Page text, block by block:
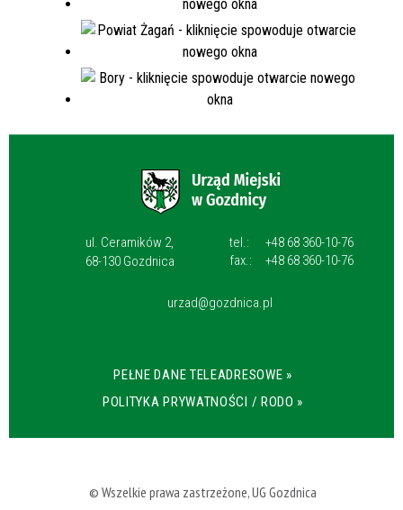
ul. Ceramików 2,
68-130 Gozdnica
tel.:
+48 68 360-10-76
fax.:
+48 68 360-10-76
urzad@gozdnica.pl
PEŁNE DANE TELEADRESOWE »
POLITYKA PRYWATNOŚCI / RODO »
© Wszelkie prawa zastrzeżone, UG Gozdnica